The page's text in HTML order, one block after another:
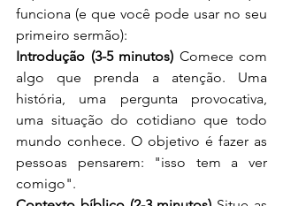
funciona (e que você pode usar no seu
primeiro sermão):
Introdução (3-5 minutos) Comece com
algo que prenda a atenção. Uma
história, uma pergunta provocativa,
uma situação do cotidiano que todo
mundo conhece. O objetivo é fazer as
pessoas pensarem: "isso tem a ver
comigo".